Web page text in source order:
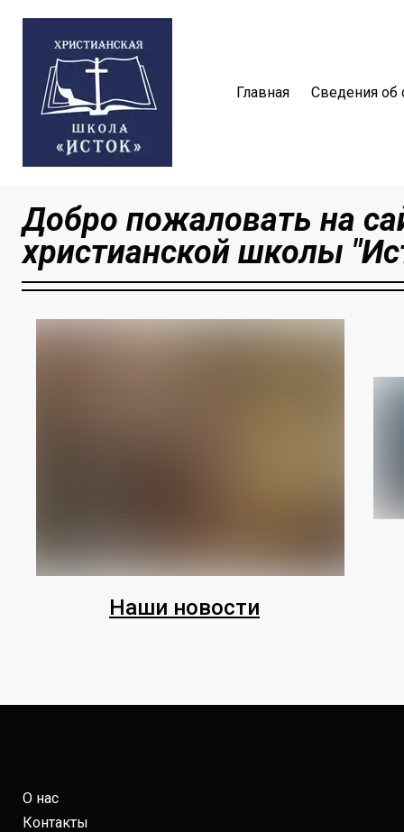
Главная Сведения об
Добро пожаловать на
христианской школы
Наши новости
О нас
Контакты